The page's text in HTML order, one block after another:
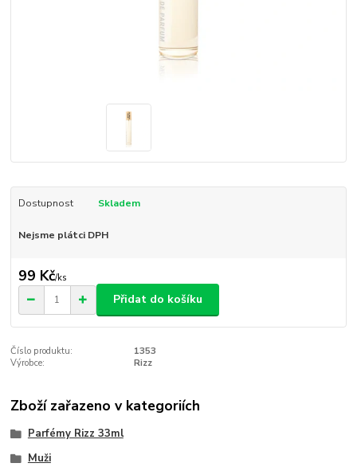
Dostupnost Skladem
Nejsme plátci DPH
99 Kč/ks
Přidat do košíku
Číslo produktu:
1353
Výrobce:
Rizz
Zboží zařazeno v kategoriích
Parfémy Rizz 33ml
Muži